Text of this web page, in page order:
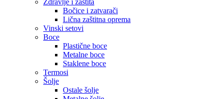
Zdravlje i zaštita
Bočice i zatvarači
Lična zaštitna oprema
Vinski setovi
Boce
Plastične boce
Metalne boce
Staklene boce
Termosi
Šolje
Ostale šolje